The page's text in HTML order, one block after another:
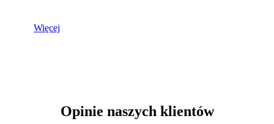
Więcej
Opinie naszych klientów